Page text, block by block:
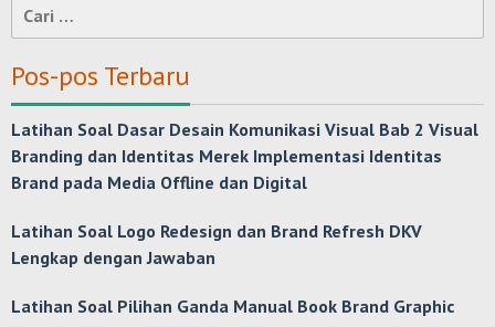
Cari
untuk:
Pos-pos Terbaru
Latihan Soal Dasar Desain Komunikasi Visual Bab 2 Visual
Branding dan Identitas Merek Implementasi Identitas
Brand pada Media Offline dan Digital
Latihan Soal Logo Redesign dan Brand Refresh DKV
Lengkap dengan Jawaban
Latihan Soal Pilihan Ganda Manual Book Brand Graphic